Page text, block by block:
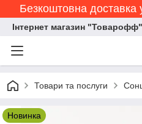
Безкоштовна доставка
Інтернет магазин "Товарофф"
Товари та послуги
Новинка